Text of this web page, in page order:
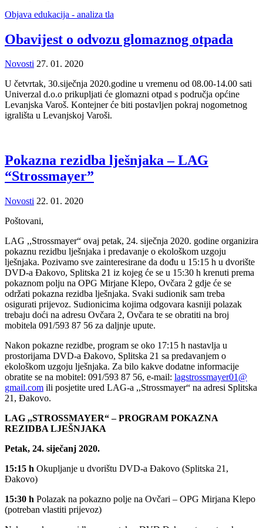
Objava edukacija - analiza tla
Obavijest o odvozu glomaznog otpada
Novosti 27. 01. 2020
U četvrtak, 30.siječnja 2020.godine u vremenu od 08.00-14.00 sati
Univerzal d.o.o prikupljati će glomazni otpad s područja općine
Levanjska Varoš. Kontejner će biti postavljen pokraj nogometnog
igrališta u Levanjskoj Varoši.
Pokazna rezidba lješnjaka – LAG
“Strossmayer”
Novosti 22. 01. 2020
Poštovani,
LAG ,,Strossmayer“ ovaj petak, 24. siječnja 2020. godine organizira
pokaznu rezidbu lješnjaka i predavanje o ekološkom uzgoju
lješnjaka. Pozivamo sve zainteresirane da dođu u 15:15 h u dvorište
DVD-a Đakovo, Splitska 21 iz kojeg će se u 15:30 h krenuti prema
pokaznom polju na OPG Mirjane Klepo, Ovčara 2 gdje će se
održati pokazna rezidba lješnjaka. Svaki sudionik sam treba
osigurati prijevoz. Sudionicima kojima odgovara kasniji polazak
trebaju doći na adresu Ovčara 2, Ovčara te se obratiti na broj
mobitela 091/593 87 56 za daljnje upute.
Nakon pokazne rezidbe, program se oko 17:15 h nastavlja u
prostorijama DVD-a Đakovo, Splitska 21 sa predavanjem o
ekološkom uzgoju lješnjaka. Za bilo kakve dodatne informacije
obratite se na mobitel: 091/593 87 56, e-mail: lagstrossmayer01@
gmail.com ili posjetite ured LAG-a ,,Strossmayer“ na adresi Splitska
21, Đakovo.
LAG ,,STROSSMAYER“ – PROGRAM POKAZNA
REZIDBA LJEŠNJAKA
Petak, 24. siječanj 2020.
15:15 h Okupljanje u dvorištu DVD-a Đakovo (Splitska 21,
Đakovo)
15:30 h Polazak na pokazno polje na Ovčari – OPG Mirjana Klepo
(potreban vlastiti prijevoz)